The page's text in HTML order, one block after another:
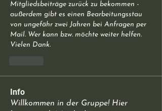
Mitgliedsbeiträge zurück zu bekommen -
außerdem gibt es einen Bearbeitungsstau
von ungefähr zwei Jahren bei Anfragen per
Mail. Wer kann bzw. möchte weiter helfen.
Vielen Dank.
Info
Willkommen in der Gruppe! Hier